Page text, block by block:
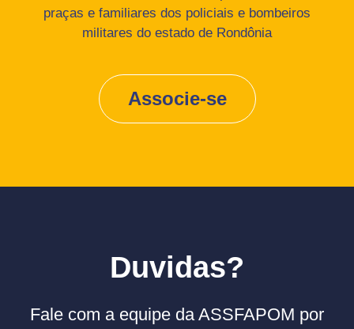
praças e familiares dos policiais e bombeiros
militares do estado de Rondônia
Associe-se
Duvidas?
Fale com a equipe da ASSFAPOM por